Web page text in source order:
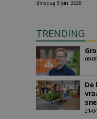
dinsdag 9 juni 2026
TRENDING
09-
De
21-